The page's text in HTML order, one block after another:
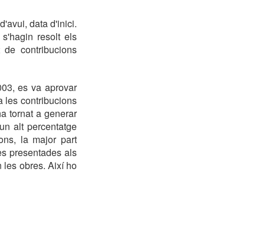
data d'inici.
resolt els
contribucions
es va aprovar
les contribucions
tornat a generar
alt percentatge
la major part
presentades als
les obres. Així ho